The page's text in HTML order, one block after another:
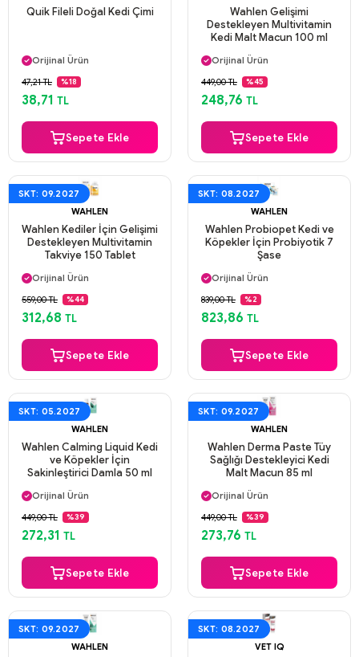
Quik Fileli Doğal Kedi Çimi
Orijinal Ürün
Güvenli Ödeme
Aynı Gün Kargo
47,21 TL %18
38,71 TL
Sepete Ekle
Wahlen Gelişimi
Destekleyen Multivitamin
Kedi Malt Macun 100 ml
Aynı Gün Kargo
Orijinal Ürün
Güvenli Ödeme
Aynı Gün Kargo
449,00 TL %45
248,76 TL
Sepete Ekle
SKT: 09.2027
WAHLEN
Wahlen Kediler İçin Gelişimi
Destekleyen Multivitamin
Takviye 150 Tablet
Aynı Gün Kargo
Orijinal Ürün
Güvenli Ödeme
Aynı Gün Kargo
559,00 TL %44
312,68 TL
Sepete Ekle
SKT: 08.2027
WAHLEN
Wahlen Probiopet Kedi ve
Köpekler İçin Probiyotik 7
Şase
Aynı Gün Kargo
Orijinal Ürün
Güvenli Ödeme
Aynı Gün Kargo
839,00 TL %2
823,86 TL
Sepete Ekle
SKT: 05.2027
WAHLEN
Wahlen Calming Liquid Kedi
ve Köpekler İçin
Sakinleştirici Damla 50 ml
Aynı Gün Kargo
Orijinal Ürün
Güvenli Ödeme
Aynı Gün Kargo
449,00 TL %39
272,31 TL
Sepete Ekle
SKT: 09.2027
WAHLEN
Wahlen Derma Paste Tüy
Sağlığı Destekleyici Kedi
Malt Macun 85 ml
Aynı Gün Kargo
Orijinal Ürün
Güvenli Ödeme
Aynı Gün Kargo
449,00 TL %39
273,76 TL
Sepete Ekle
SKT: 09.2027
WAHLEN
SKT: 08.2027
VET IQ